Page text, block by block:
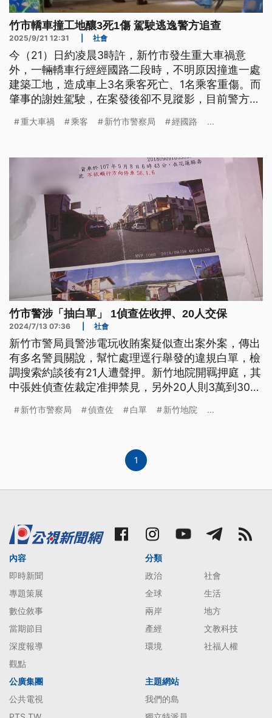
竹市轎車撞工地釀3死1傷 駕駛逃逸警方追查
2025/9/21 12:31 社會
今（21）日約凌晨3時許，新竹市發生重大車禍意
外，一輛轎車行經經國路二段時，不明原因撞進一處
建築工地，造成車上3名乘客死亡、1名乘客重傷。而
肇事的謝姓駕駛，在案發後卻不見蹤影，目前警方已
重大車禍 乘客 新竹市警察局 經國路 ...
竹市警涉「抽白單」 1偵查佐收押、20人交保
2024/7/13 07:36 社會
新竹市警局員警涉電玩收賄案疑似查出案外案，傳出
有多名警員關說，幫忙處理逕行舉發的違規白單，檢
調搜索約談後有21人遭聲押。新竹地院開羈押庭，其
中張姓偵查佐裁定准押禁見，另外20人則3萬到30萬
縱，展現維護警譽決心，並追究相關人員考監責任。
新竹市警察局 偵查佐 白單 新竹地院 ...
1
內容
即時新聞
專題策展
數位敘事
當期節目
深度報導
觀點
分類
政治
社會
全球
生活
兩岸
地方
產經
文教科技
環境
社福人權
公廣集團
公共電視
主題網站
我們的島